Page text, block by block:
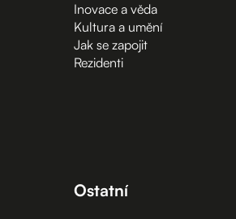
Inovace a věda
Kultura a umění
Jak se zapojit
Rezidenti
Ostatní